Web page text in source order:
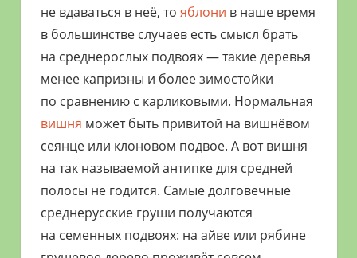
не вдаваться в неё, то яблони в наше время
в большинстве случаев есть смысл брать
на среднерослых подвоях — такие деревья
менее капризны и более зимостойки
по сравнению с карликовыми. Нормальная
вишня может быть привитой на вишнёвом
сеянце или клоновом подвое. А вот вишня
на так называемой антипке для средней
полосы не годится. Самые долговечные
среднерусские груши получаются
на семенных подвоях: на айве или рябине